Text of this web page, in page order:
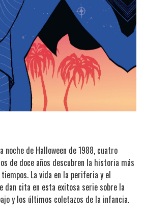
noche de Halloween de 1988, cuatro
de doce años descubren la historia más
La vida en la periferia y el
dan cita en esta exitosa serie sobre la
y los últimos coletazos de la infancia.